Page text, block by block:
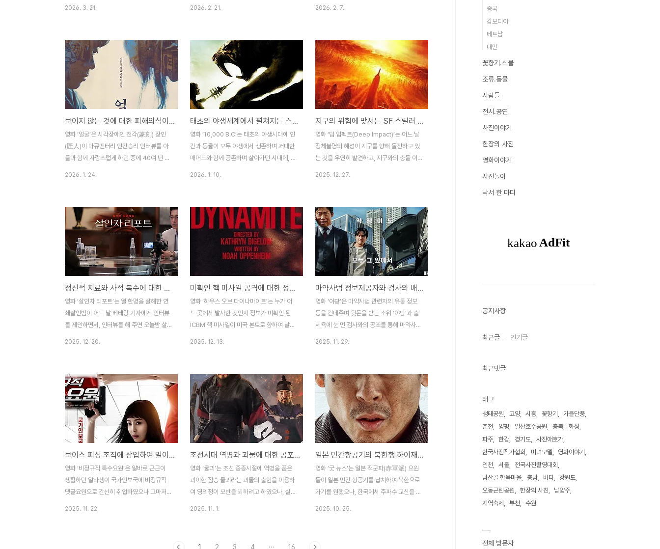
듬고 이를 극복해 가는 과정을 그린 청춘 로
맨스 영화라 할 수 있다. 로맨틱 코미디 영화
의 대부분은 그 스토리가 정석처럼 진행된다.
우연한 기회에 만난 두 사람이 티격태격 사랑
을 키워가다 뜻하지 않은 사건으로 갈등을 일
으키지만 끝내는 서로의 사랑을 확인하며 해
피 엔딩으로 마무리되지만, 이 영화는 로맨스
영화이기는 하지만 코미디가 아니어서 그런
지 언해피 엔딩으로 마무리되는 것 같다. 한
편으로는 그늘진 두 청춘 남..
2026. 3. 21.
아동학대와 관련한 영화는 술만 마시면 폭력
적인 아버지에 맞서 다른 삶을 살고자 하였으
나 결국 이를 이기지 못하고 자멸하는 ‘바람
개비’ 등 저예산 독립영화에서 단골 소재가
되고 있지만, 상업영화로는 스스로를 지키려
다 전과자가 된 여성이 가정폭력에 시달리던
아이를 만나 그녀를 구하려고 세상에 맞서는
과정을 그린 한지민 주연의 ‘미쓰백’이 가장
기억에 남는 영화이기도 하다. 영화 ‘고백’은
대한민국 전역에 ‘일..
2026. 2. 21.
스릴러 영화이다. 오래 전 영화로, 자신이 쓴
소설의 시나리오대로 실제 살인사건들을 설
계하는 오만석과 지현우 주연의 ‘살인소설’
영화도 있었지만, 웹툰의 그림대로 살인사건
이 발생하는 소재는 독특하다 하겠지만 웹툰
의 그림에 따라 재현하는 연쇄살인범의 살인
동기가 왠지 빈약하다는 것이 아쉽다. 영화
‘커미션’는 미술학원 보조강사로 일하는 강단
경(김현수)이 웹툰 속 그림대로 살인사건이
일어나고 있는 것에 대한 경찰..
2026. 2. 7.
보이지 않는 것에 대한 피해의식이 낳은 미스터리 스릴러 영화, 얼굴
영화 ‘얼굴’은 시각장애인 전각(篆刻) 장인
(匠人)이 다큐멘터리 인간승리 인터뷰를 아
들과 함께 자랑스럽게 하던 중에 40여 년 전
는 미스터리 스릴러 영화라 할 수 있다. 우연
히 알게 된 죽음에 대한 진실을 파헤쳐가는
영화나 드라마는 많지만, 영화 ‘얼굴’은 주변
사람들의 외모에 대한 혹평이 진실을 보지 못
하는 시각장애인에게는 얼마나 섬뜩하고 무
서운 결과를 가져오는가를 보여주는 독특한
소재의 영화라 할 수 있다. 영화 ‘얼굴’은 시각
장애인이지만 전각(篆刻) 장인(匠人)이 된
임영규(권해효)와 그의 아들 임동환(박정민)
이 다큐멘터리 PD..
2026. 1. 24.
태초의 야생세계에서 펼쳐지는 스펙터클 어드벤처 영화, '10,000 B.C'
영화 ‘10,000 B.C’는 태초의 야생시대에 인
간과 동물이 모두 야생에서 생존하며 거대한
매머드와 함께 공존하며 살아가던 시대에, 낯
진들만 보면 마치 원시인들이 기원전 1만 년
전에 긴 송곳니를 드러낸 검치호랑이(劍齒
虎)나 식인 조류, 또는 초원을 무리지어 다니
는 매머드들과의 사투(死鬪)를 그린 영화라
생각하겠지만 유감스럽게도 그런 기대와는
전혀 관계가 없는 영화라 할 수 있다. 특히,
10,000년 전인 영화 속에서 매머드를 통해
대형 건축물인 피라미드를 건축한다거나, 인
간이 말(馬)을 탄다든지, 또는 전투장면에서
병사..
2026. 1. 10.
지구의 위험에 맞서는 SF 스릴러 재난영화, 딥 임펙트(Deep Impact)
영화 ‘딥 임펙트(Deep Impact)’는 어느 날
정체불명의 혜성이 지구를 향해 돌진하고 있
는 것을 우연히 발견하고, 지구와의 충돌 이
타하고 마지막 큰 혜성을 제거하기 위해 팀원
이 자폭하며 인류를 구원한다는 SF 스릴러
재난영화이다. 지구 멸망을 소재로 한 SF 재
난영화로는 ‘인디펜던스 데이
(Independence Day)’나 ‘콘택트
(Contact)’ 등 외계인의 침략에 대한 영화라
든지, ‘투모로우(The Day After
Tomorrow)’ 등 자연재해로 인해 겪는 재난
영화도 있지만, ‘딥 임펙트(Deep
Impact)’나 ‘아..
2025. 12. 27.
정신적 치료와 사적 복수에 대한 범죄 심리 스릴러 영화, 살인자 리포트
영화 ‘살인자 리포트’는 열 한명을 살해한 연
쇄살인범이 어느 날 베테랑 기자에게 인터뷰
를 제안하면서, 인터뷰를 해 주면 오늘밤 살
한 범죄자에 대한 사적 제재(私的 制裁)에
대한 영화이다. 사적 제재를 소재로 한 영화
나 드라마는 최근에 많아지고 있지만, 2024
년에 TV에서 방영하였던 박신혜 주연의 ‘지
옥에서 온 판사’와 함께 요즘 TV에서 인기리
에 방영되고 있는 이제훈 주연의 ‘모범택시’
시리즈가 제일 먼저 생각난다. ‘지옥에서 온
판사’는 오컬트 요소를 가미하여 약간의 판타
지적 요소가 있는 소위 법꾸라지들을 지옥에
서 온 악마가 심..
2025. 12. 20.
미확인 핵 미사일 공격에 대한 정치 스릴러 영화, 하우스 오브 다이나마이트
영화 ‘하우스 오브 다이나마이트’는 누가 어
느 곳에서 발사한 것인지 정보가 미확인 된
ICBM 핵 미사일이 미국 본토로 향하여 날아
해야 하는 대통령의 고뇌, 그리고 이와 관련
된 다양한 인간들의 모습을 각자의 시선에서
같은 내용을 세 차례 반복하여 보여주는 정치
스릴러 영화이다. 영화 ‘하우스 오브 다이나
마이트’와는 내용이 조금 다르기는 하지만 위
험에 처한 상황을 반복하며 재현하는 영화로
는 2014년에 개봉한 SF 액션 블록버스터 영
화 ‘엣지 오브 투모로우(Edge of
Tomorrow)’가 있다. 이 영화는 시간 루프
라는 독특한 설정을..
2025. 12. 13.
마약사범 정보제공자와 검사의 배신과 복수에 대한 범죄 액션 영화, 야당
영화 ‘야당’은 마약사범 관련자의 유통 정보
등을 건네주며 뒷돈을 받는 소위 ‘야당’과 출
세욕에 눈 먼 검사와의 공조를 통해 마약사범
는 뉴스와 함께 마약과 관련한 영화나 드라마
도 최근 제법 많이 소개되는 것 같다. 최근에
일반 주부가 우연히 마약을 손에 넣게 되면서
마약유통업자가 된 이영애ㆍ김영광 주연의
'은수 좋은 날' 드라마가 있었고, 전설적인 마
약왕의 일대기를 그린 송강호 주연의 ‘마약
왕’, 그리고 고(故) 김주혁과 조진웅ㆍ차승원
주연의 ‘독전’ 등의 영화가 생각난다. '은수 좋
은 날' 드라마에서는 마약수사 전담 수사팀장
이 마약유..
2025. 11. 29.
보이스 피싱 조직에 잠입하여 벌이는 첩보 코미디 영화, 비정규직 특수요원
영화 ‘비정규직 특수요원’은 알바로 근근이
생활하던 알바생이 국가안보국에 비정규직
댓글요원으로 간신히 취업하였으나 그마저
2025. 11. 22.
조선시대 역병과 괴물에 대한 공포 스릴러 영화, 물괴(物怪)
영화 ‘물괴’는 조선 중종시절에 역병을 품은
괴이한 짐승 물괴라는 괴물의 출현을 이용하
여 영의정이 모반을 꾀하려고 하였으나, 실제
2025. 11. 1.
일본 민간항공기의 북한행 하이재킹 블랙 코미디 영화, 굿 뉴스
영화 ‘굿 뉴스’는 일본 적군파(赤軍派) 요원
들이 일본 민간 항공기를 납치하여 북한으로
가기를 원했으나, 한국에서 주파수 교신을 통
2025. 10. 25.
1 2 3 4 ··· 16
중국
캄보디아
베트남
대만
꽃향기.식물
조류.동물
사람들
전시.공연
사진이야기
한장의 사진
영화이야기
사진놀이
낙서 한 마디
공지사항
최근글 인기글
최근댓글
태그
생태공원 고양 시흥 꽃향기
가을단풍
춘천
양평 일산호수공원 충북
화성
파주
한강 경기도
사진애호가
한국사진작가협회
미녀모델
영화이야기
인천
서울
전국사진촬영대회
남산골 한옥마을
충남 바다
강원도
오동근린공원
한장의 사진
남양주
지역축제
부천 수원
전체 방문자